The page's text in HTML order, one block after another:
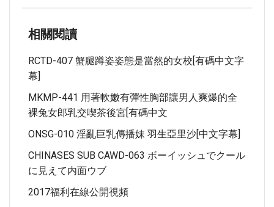
相關閱讀
RCTD-407 蟹腿蹲姿姿態是當然的女校[有碼中文字
幕]
MKMP-441 用著軟嫩有彈性胸部讓男人爽爆的全
裸兔女郎乳交喫茶後宮[有碼中文
ONSG-010 淫亂巨乳傳播妹 羽生亞里沙[中文字幕]
CHINASES SUB CAWD-063 ボーイッシュでクール
に見えて内面ウブ
2017福利在線公開視頻